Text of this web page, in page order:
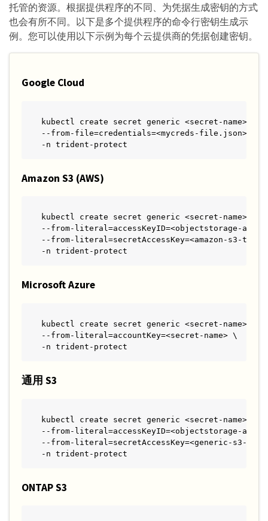
托管的资源。根据提供程序的不同、为凭据生成密钥的方式
也会有所不同。以下是多个提供程序的命令行密钥生成示
例。您可以使用以下示例为每个云提供商的凭据创建密钥。
Google Cloud
kubectl create secret generic <secret-name> \
--from-file=credentials=<mycreds-file.json> \
-n trident-protect
Amazon S3 (AWS)
kubectl create secret generic <secret-name> \
--from-literal=accessKeyID=<objectstorage-
--from-literal=secretAccessKey=<amazon-s3-
-n trident-protect
Microsoft Azure
kubectl create secret generic <secret-name> \
--from-literal=accountKey=<secret-name> \
-n trident-protect
通用 S3
kubectl create secret generic <secret-name> \
--from-literal=accessKeyID=<objectstorage-
--from-literal=secretAccessKey=<generic-s3-
-n trident-protect
ONTAP S3